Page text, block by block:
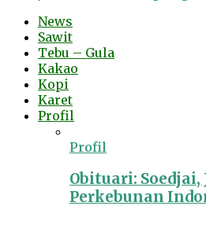
News
Sawit
Tebu – Gula
Kakao
Kopi
Karet
Profil
Profil
Obituari: Soedjai,
Perkebunan